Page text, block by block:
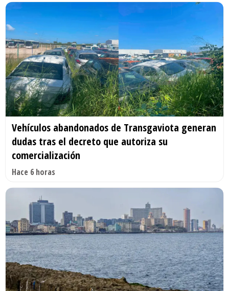
Vehículos abandonados de Transgaviota generan
dudas tras el decreto que autoriza su
comercialización
Hace 6 horas